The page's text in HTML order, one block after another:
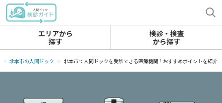
エリアから
探す
検診・検査
から探す
北本市の人間ドック 北本市で人間ドックを受診できる医療機関！おすすめポイントを紹介